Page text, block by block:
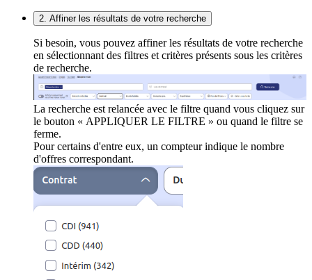
2. Affiner les résultats de votre recherche
Si besoin, vous pouvez affiner les résultats de votre recherche
en sélectionnant des filtres et critères présents sous les critères
de recherche.
La recherche est relancée avec le filtre quand vous cliquez sur
le bouton « APPLIQUER LE FILTRE » ou quand le filtre se
ferme.
Pour certains d'entre eux, un compteur indique le nombre
d'offres correspondant.